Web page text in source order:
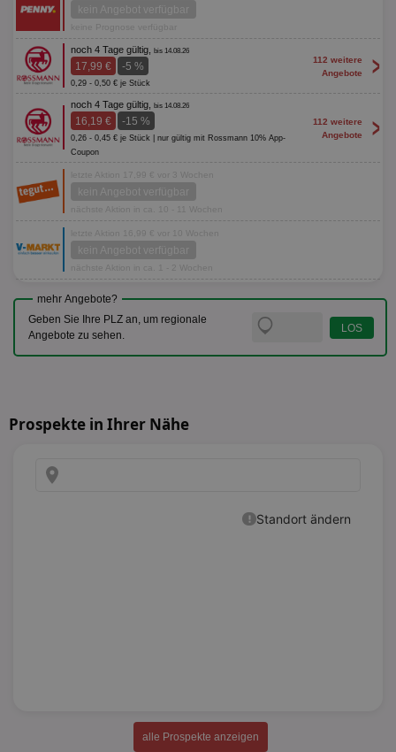
kein Angebot verfügbar
keine Prognose verfügbar
noch 4 Tage gültig, bis 14.08.26
17,99 € -5 %
0,29 - 0,50 € je Stück
112 weitere
Angebote
>
noch 4 Tage gültig, bis 14.08.26
16,19 € -15 %
0,26 - 0,45 € je Stück | nur gültig mit Rossmann 10% App-
Coupon
112 weitere
Angebote
>
letzte Aktion 17,99 € vor 3 Wochen
kein Angebot verfügbar
nächste Aktion in ca. 10 - 11 Wochen
letzte Aktion 16,99 € vor 10 Wochen
kein Angebot verfügbar
nächste Aktion in ca. 1 - 2 Wochen
mehr Angebote?
Geben Sie Ihre PLZ an, um regionale
Angebote zu sehen.
Prospekte in Ihrer Nähe
alle Prospekte anzeigen